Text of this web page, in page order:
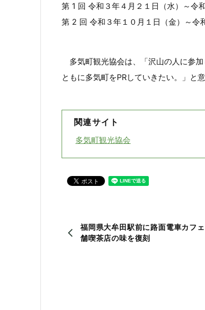
第 1 回 令和３年４月２１日（水）～令
第 2 回 令和３年１０月１日（金）～令
多気町観光協会は、「沢山の人に参
ともに多気町をPRしていきたい。」と
関連サイト
多気町観光協会
福岡県大牟田駅前に路面電車カフ
舗喫茶店の味を復刻